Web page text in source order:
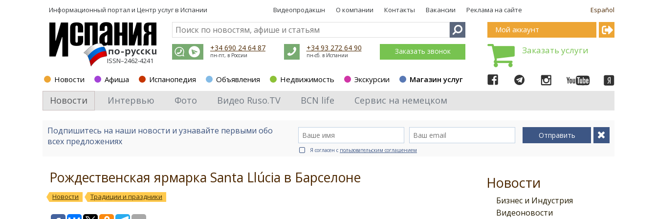
Информационный портал и Центр услуг в Испании Español
Видеопродакшн О компании Контакты Вакансии Реклама на сайте
ISSN–2462-4241
+34 690 24 64 87
пн-пт, в России
+34 93 272 64 90
пн-сб. в Испании Заказать звонок
Новости Афиша Испанопедия Объявления Недвижимость Экскурсии Магазин услуг
Мой аккаунт
Заказать услуги
Новости Интервью Фото Видео Ruso.TV BCN life Сервис на немецком
Подпишитесь на наши новости и узнавайте первыми обо
всех предложениях
Отправить
Я согласен с пользовательским соглашением
Новости
Бизнес и Индустрия
Видеоновости
Рождественская ярмарка Santa Llúcia в Барселоне
Новости Традиции и праздники